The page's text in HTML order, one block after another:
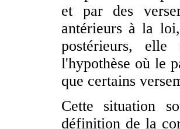
et par des
antérieurs à la
postérieurs,
l'hypothèse où le
que certains
Cette situation
définition de la